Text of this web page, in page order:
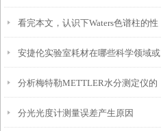
统中的作用
看完本文，认识下Waters色谱柱的性
能特点
安捷伦实验室耗材在哪些科学领域或
应用中最为常见？
分析梅特勒METTLER水分测定仪的
电极污染与保养
分光光度计测量误差产生原因